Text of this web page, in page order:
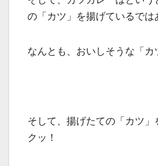
の「カツ」を揚げているでは
なんとも、おいしそうな「カ
そして、揚げたての「カツ
クッ！